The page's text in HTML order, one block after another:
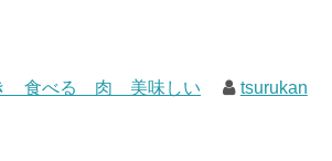
食べる 肉 美味しい tsurukan